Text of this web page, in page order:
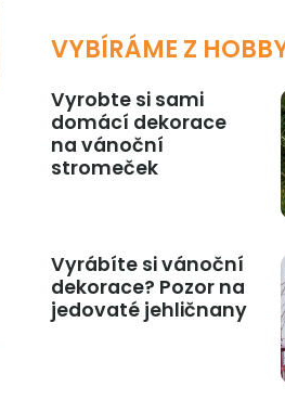
VYBÍRÁME Z
Vyrobte si sami
domácí dekorace
na vánoční
stromeček
Vyrábíte si vánoční
dekorace? Pozor na
jedovaté jehličnany